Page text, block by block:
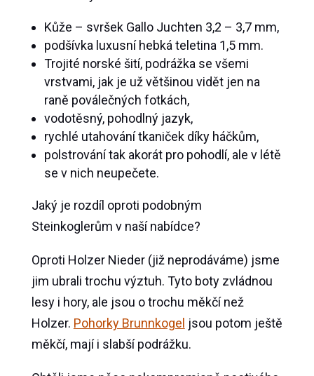
Kůže – svršek Gallo Juchten 3,2 – 3,7 mm,
podšívka luxusní hebká teletina 1,5 mm.
Trojité norské šití, podrážka se všemi
vrstvami, jak je už většinou vidět jen na
raně poválečných fotkách,
vodotěsný, pohodlný jazyk,
rychlé utahování tkaniček díky háčkům,
polstrování tak akorát pro pohodlí, ale v létě
se v nich neupečete.
Jaký je rozdíl oproti podobným
Steinkoglerům v naší nabídce?
Oproti Holzer Nieder (již neprodáváme) jsme
jim ubrali trochu výztuh. Tyto boty zvládnou
lesy i hory, ale jsou o trochu měkčí než
Holzer. Pohorky Brunnkogel jsou potom ještě
měkčí, mají i slabší podrážku.